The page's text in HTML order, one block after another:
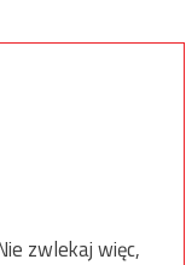
zwlekaj więc,